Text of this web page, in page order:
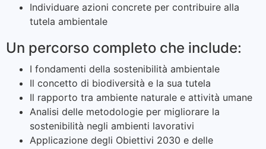
Individuare azioni concrete per contribuire alla
tutela ambientale
Un percorso completo che include:
I fondamenti della sostenibilità ambientale
Il concetto di biodiversità e la sua tutela
Il rapporto tra ambiente naturale e attività umane
Analisi delle metodologie per migliorare la
sostenibilità negli ambienti lavorativi
Applicazione degli Obiettivi 2030 e delle